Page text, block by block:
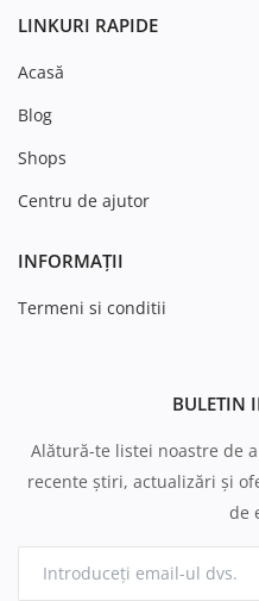
LINKURI RAPIDE
Acasă
Blog
Shops
Centru de ajutor
INFORMAȚII
Termeni si conditii
BULETIN
Alătură-te listei noastre de
recente știri, actualizări și
de